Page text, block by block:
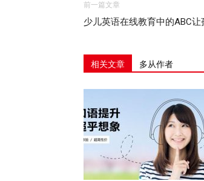
前一篇文章
少儿英语在线教育中的ABC
相关文章 多从作者